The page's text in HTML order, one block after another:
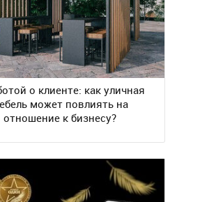
о клиенте: как уличная
может повлиять на
отношение к бизнесу?